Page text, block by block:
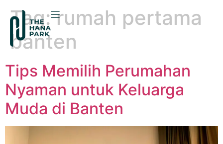
Tag:rumah pertama
banten
Tips Memilih Perumahan
Nyaman untuk Keluarga
Muda di Banten